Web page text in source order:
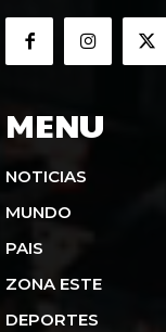
MENU
NOTICIAS
MUNDO
PAIS
ZONA ESTE
DEPORTES